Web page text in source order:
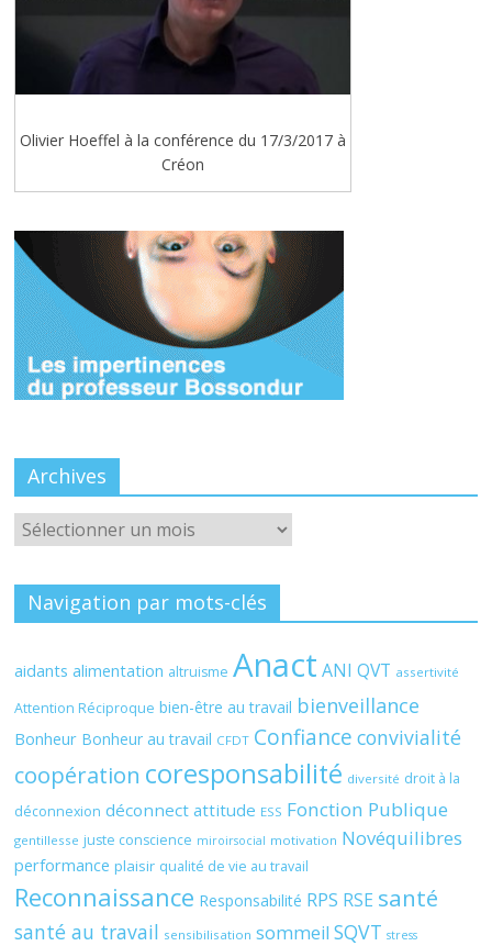
Olivier Hoeffel à la conférence du 17/3/2017 à
Créon
Archives
Archives
Navigation par mots-clés
aidants alimentation altruisme Anact ANI QVT assertivité
Attention Réciproque bien-être au travail bienveillance
Bonheur Bonheur au travail CFDT Confiance convivialité
coopération coresponsabilité diversité droit à la
déconnexion déconnect attitude ESS Fonction Publique
gentillesse juste conscience miroirsocial motivation Novéquilibres
performance plaisir qualité de vie au travail
Reconnaissance Responsabilité RPS RSE santé
santé au travail sensibilisation sommeil SQVT stress